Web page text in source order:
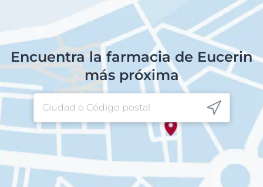
Encuentra la farmacia de Eucerin
más próxima